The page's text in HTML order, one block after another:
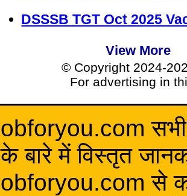
DSSSB TGT Oct 2025
View More
© Copyright 2024-
For advertising in
सभी
के बारे में विस्तृत
से कोई